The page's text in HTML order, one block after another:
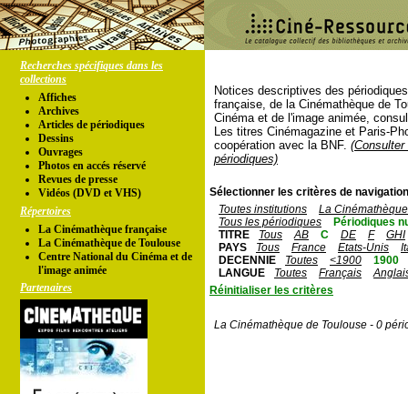
Recherches spécifiques dans les
collections
Affiches
Archives
Articles de périodiques
Dessins
Ouvrages
Photos en accés réservé
Revues de presse
Vidéos (DVD et VHS)
Répertoires
La Cinémathèque française
La Cinémathèque de Toulouse
Centre National du Cinéma et de
l'image animée
Partenaires
Notices descriptives des
française, de la Cinémathèque de
Cinéma et de l'image animée,
Les titres Cinémagazine et Paris-
coopération avec la BNF.
périodiques)
Sélectionner les critères de
Toutes institutions
La
Tous les périodiques
Périodiques
TITRE
Tous AB C DE F
GHI
PAYS
Tous France Etats-Unis
DECENNIE
Toutes <1900
1900
LANGUE
Toutes Français
Réinitialiser les critères
La Cinémathèque de Toulouse - 0